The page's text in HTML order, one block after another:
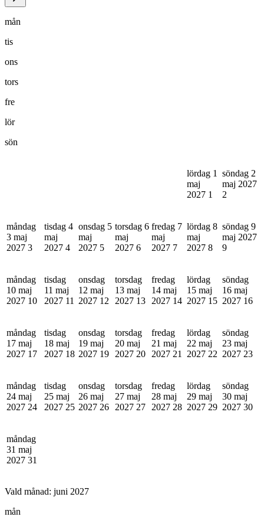
mån
tis
ons
tors
fre
lör
sön
lördag 1
maj
2027 1
söndag 2
maj 2027
2
måndag
3 maj
2027 3
tisdag 4
maj
2027 4
onsdag 5
maj
2027 5
torsdag 6
maj
2027 6
fredag 7
maj
2027 7
lördag 8
maj
2027 8
söndag 9
maj 2027
9
måndag
10 maj
2027 10
tisdag
11 maj
2027 11
onsdag
12 maj
2027 12
torsdag
13 maj
2027 13
fredag
14 maj
2027 14
lördag
15 maj
2027 15
söndag
16 maj
2027 16
måndag
17 maj
2027 17
tisdag
18 maj
2027 18
onsdag
19 maj
2027 19
torsdag
20 maj
2027 20
fredag
21 maj
2027 21
lördag
22 maj
2027 22
söndag
23 maj
2027 23
måndag
24 maj
2027 24
tisdag
25 maj
2027 25
onsdag
26 maj
2027 26
torsdag
27 maj
2027 27
fredag
28 maj
2027 28
lördag
29 maj
2027 29
söndag
30 maj
2027 30
måndag
31 maj
2027 31
Vald månad: juni 2027
mån